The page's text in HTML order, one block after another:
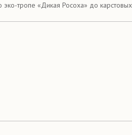
эко-тропе «Дикая Росоха» до карстовых